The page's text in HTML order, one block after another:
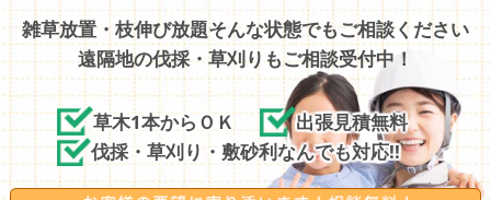
雑草放置・枝伸び放題そんな状態でもご相談ください
遠隔地の伐採・草刈りもご相談受付中！
草木1本からＯＫ
出張見積無料
伐採・草刈り・敷砂利なんでも対応!!